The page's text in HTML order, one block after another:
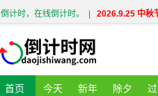
倒计时，在线倒计时。 2026.9.25 中秋
首页 今天 新年 除夕